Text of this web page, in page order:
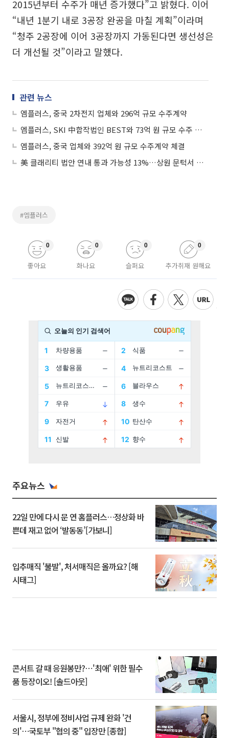
2015년부터 수주가 매년 증가했다”고 밝혔다. 이어
“내년 1분기 내로 3공장 완공을 마칠 계획”이라며
“청주 2공장에 이어 3공장까지 가동된다면 생선성은
더 개선될 것”이라고 말했다.
관련 뉴스
엠플러스, 중국 2차전지 업체와 296억 규모 수주계약
엠플러스, SKI 中합작법인 BEST와 73억 원 규모 수주 계약
엠플러스, 중국 업체와 392억 원 규모 수주계약 체결
美 클래리티 법안 연내 통과 가능성 13%…상원 문턱서 제동
#엠플러스
좋아요
0
화나요
0
슬퍼요
0
추가취재 원해요
0
주요뉴스
22일 만에 다시 문 연 홈플러스…정상화 바
쁜데 재고 없어 ‘발동동’[가보니]
입추매직 '불발', 처서매직은 올까요? [해
시태그]
콘서트 갈 때 응원봉만?⋯'최애' 위한 필수
품 등장이오! [솔드아웃]
서울시, 정부에 정비사업 규제 완화 '건
의'⋯국토부 "협의 중" 입장만 [종합]